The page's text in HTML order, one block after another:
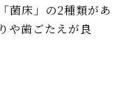
菌床」の2種類があ
や歯ごたえが良